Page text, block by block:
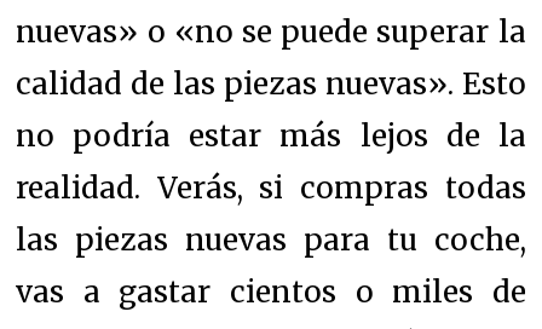
nuevas» o «no se puede superar la
calidad de las piezas nuevas». Esto
no podría estar más lejos de la
realidad. Verás, si compras todas
las piezas nuevas para tu coche,
vas a gastar cientos o miles de